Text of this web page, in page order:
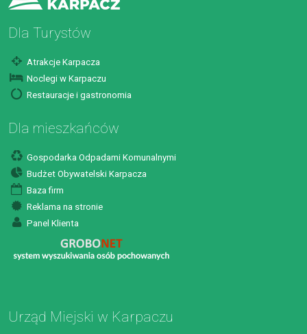
Dla Turystów
Atrakcje Karpacza
Noclegi w Karpaczu
Restauracje i gastronomia
Dla mieszkańców
Gospodarka Odpadami Komunalnymi
Budżet Obywatelski Karpacza
Baza firm
Reklama na stronie
Panel Klienta
Urząd Miejski w Karpaczu